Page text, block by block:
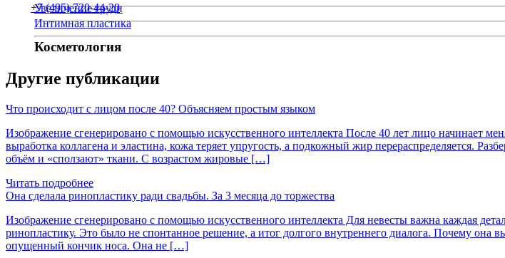
+7 (495) 720-44-20
Увеличение груди
Интимная пластика
Косметология
Другие публикации
Что происходит с лицом после 40? Объясняем простым языком
Изображение сгенерировано с помощью искусственного интеллекта После 40 лет лицо начинает
выработка коллагена и эластина, кожа теряет упругость, а подкожный жир перераспределяется.
объём и «сползают» ткани. С возрастом жировые […]
Читать подробнее
Она сделала ринопластику ради свадьбы. За 3 месяца до торжества
Изображение сгенерировано с помощью искусственного интеллекта Для невесты важна каждая
ринопластику. Это было не спонтанное решение, а итог долгого внутреннего диалога. Почему она
опущенный кончик носа. Она не […]